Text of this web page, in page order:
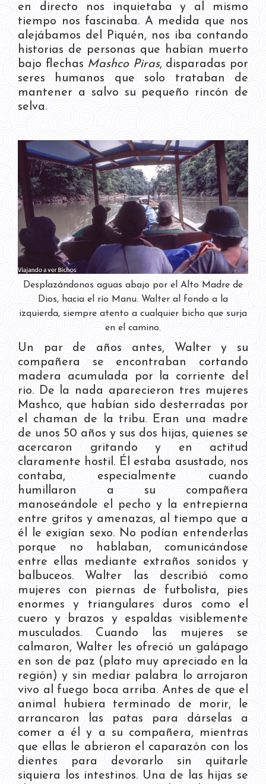
en directo nos inquietaba y al mismo
tiempo nos fascinaba. A medida que nos
alejábamos del Piquén, nos iba contando
historias de personas que habían muerto
bajo flechas Mashco Piras, disparadas por
seres humanos que solo trataban de
mantener a salvo su pequeño rincón de
selva.
Desplazándonos aguas abajo por el Alto Madre de
Dios, hacia el río Manu. Walter al fondo a la
izquierda, siempre atento a cualquier bicho que surja
en el camino.
Un par de años antes, Walter y su
compañera se encontraban cortando
madera acumulada por la corriente del
rio. De la nada aparecieron tres mujeres
Mashco, que habían sido desterradas por
el chaman de la tribu. Eran una madre
de unos 50 años y sus dos hijas, quienes se
acercaron gritando y en actitud
claramente hostil. Él estaba asustado, nos
contaba, especialmente cuando
humillaron a su compañera
manoseándole el pecho y la entrepierna
entre gritos y amenazas, al tiempo que a
él le exigían sexo. No podían entenderlas
porque no hablaban, comunicándose
entre ellas mediante extraños sonidos y
balbuceos. Walter las describió como
mujeres con piernas de futbolista, pies
enormes y triangulares duros como el
cuero y brazos y espaldas visiblemente
musculados. Cuando las mujeres se
calmaron, Walter les ofreció un galápago
en son de paz (plato muy apreciado en la
región) y sin mediar palabra lo arrojaron
vivo al fuego boca arriba. Antes de que el
animal hubiera terminado de morir, le
arrancaron las patas para dárselas a
comer a él y a su compañera, mientras
que ellas le abrieron el caparazón con los
dientes para devorarlo sin quitarle
siquiera los intestinos. Una de las hijas se